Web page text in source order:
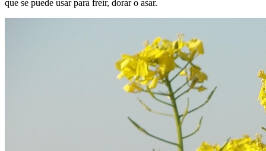
que se puede usar para freír, dorar o asar.